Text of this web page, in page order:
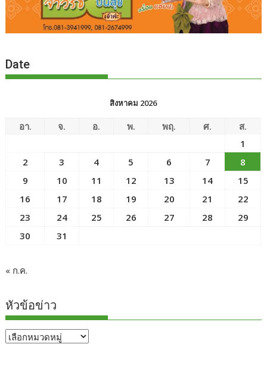
Date
สิงหาคม 2026
อา. จ. อ. พ. พฤ. ศ.
ส.
1
2
3 4 5 6 7
8
9
10 11 12 13 14
15
16
17 18 19 20 21
22
23
24 25 26 27 28
29
30
31
« ก.ค.
หัวข้อข่าว
หัวข้อ